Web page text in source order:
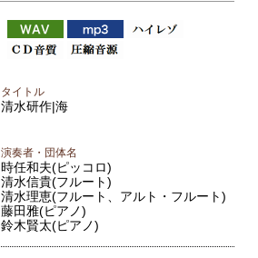
タイトル
清水研作|海
演奏者・団体名
時任和夫(ピッコロ)
清水信貴(フルート)
清水理恵(フルート、アルト・フルート)
藤田雅(ピアノ)
鈴木賢太(ピアノ)